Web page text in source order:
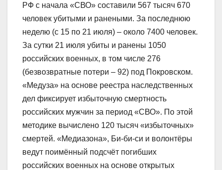
РФ с начала «СВО» составили 567 тысяч 670
человек убитыми и ранеными. За последнюю
неделю (с 15 по 21 июля) – около 7400 человек.
За сутки 21 июля убиты и ранены 1050
российских военных, в том числе 276
(безвозвратные потери – 92) под Покровском.
«Медуза» на основе реестра наследственных
дел фиксирует избыточную смертность
российских мужчин за период «СВО». По этой
методике вычислено 120 тысяч «избыточных»
смертей. «Медиазона», Би-би-си и волонтёры
ведут поимённый подсчёт погибших
российских военных на основе открытых